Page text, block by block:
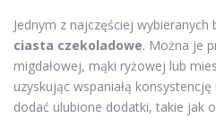
Jednym z najczęściej
ciasta czekoladowe. Można je
migdałowej, mąki ryżowej lub
uzyskując wspaniałą
dodać ulubione dodatki, takie jak